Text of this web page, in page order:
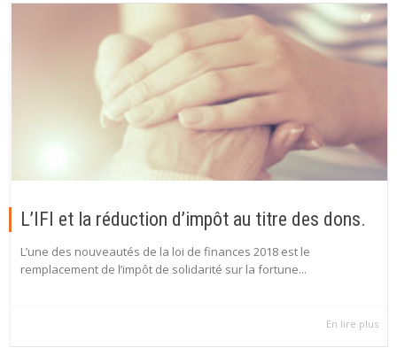
L’IFI et la réduction d’impôt au titre des dons.
L’une des nouveautés de la loi de finances 2018 est le
remplacement de l’impôt de solidarité sur la fortune...
En lire plus